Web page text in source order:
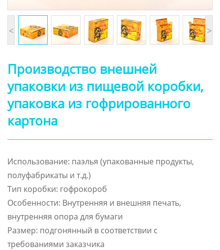
< >
Производство внешней
упаковки из пищевой коробки,
упаковка из гофрированного
картона
Использование: паэлья (упакованные продукты,
полуфабрикаты и т.д.)
Тип коробки: гофрокороб
Особенности: Внутренняя и внешняя печать,
внутренняя опора для бумаги
Размер: подгонянный в соответствии с
требованиями заказчика